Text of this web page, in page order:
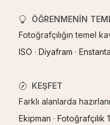
ÖĞRENMENIN
Fotoğrafçılığın temel
ISO · Diyafram ·
KEŞFET
Farklı alanlarda
Ekipman · Fotoğrafçılık